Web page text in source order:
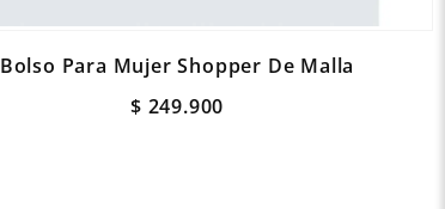
Bolso Para Mujer Shopper De Malla
$ 249.900